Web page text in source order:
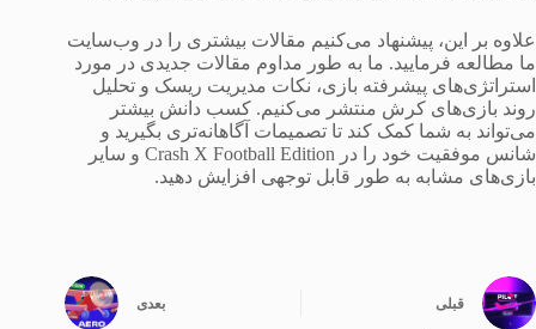
علاوه بر این، پیشنهاد می‌کنیم مقالات بیشتری را در وب‌سایت
ما مطالعه فرمایید. ما به طور مداوم مقالات جدیدی در مورد
استراتژی‌های پیشرفته بازی، نکات مدیریت ریسک و تحلیل
روند بازی‌های کرش منتشر می‌کنیم. کسب دانش بیشتر
می‌تواند به شما کمک کند تا تصمیمات آگاهانه‌تری بگیرید و
شانس موفقیت خود را در Crash X Football Edition و سایر
بازی‌های مشابه به طور قابل توجهی افزایش دهید.
قبلی بعدی